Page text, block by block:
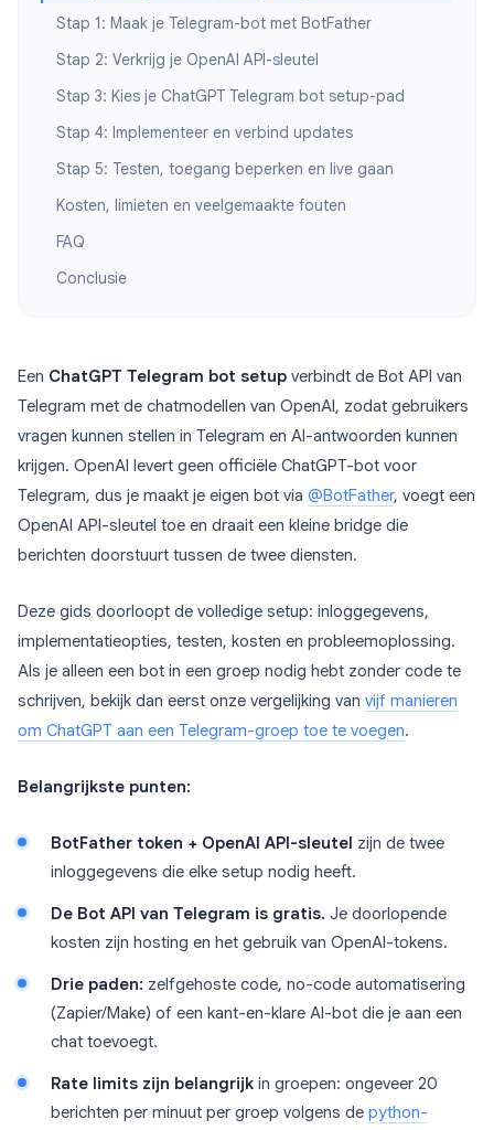
Stap 1: Maak je Telegram-bot met BotFather
Stap 2: Verkrijg je OpenAI API-sleutel
Stap 3: Kies je ChatGPT Telegram bot setup-pad
Stap 4: Implementeer en verbind updates
Stap 5: Testen, toegang beperken en live gaan
Kosten, limieten en veelgemaakte fouten
FAQ
Conclusie
Een ChatGPT Telegram bot setup verbindt de Bot API van
Telegram met de chatmodellen van OpenAI, zodat gebruikers
vragen kunnen stellen in Telegram en AI-antwoorden kunnen
krijgen. OpenAI levert geen officiële ChatGPT-bot voor
Telegram, dus je maakt je eigen bot via @BotFather, voegt een
OpenAI API-sleutel toe en draait een kleine bridge die
berichten doorstuurt tussen de twee diensten.
Deze gids doorloopt de volledige setup: inloggegevens,
implementatieopties, testen, kosten en probleemoplossing.
Als je alleen een bot in een groep nodig hebt zonder code te
schrijven, bekijk dan eerst onze vergelijking van vijf manieren
om ChatGPT aan een Telegram-groep toe te voegen.
Belangrijkste punten:
BotFather token + OpenAI API-sleutel zijn de twee
inloggegevens die elke setup nodig heeft.
De Bot API van Telegram is gratis. Je doorlopende
kosten zijn hosting en het gebruik van OpenAI-tokens.
Drie paden: zelfgehoste code, no-code automatisering
(Zapier/Make) of een kant-en-klare AI-bot die je aan een
chat toevoegt.
Rate limits zijn belangrijk in groepen: ongeveer 20
berichten per minuut per groep volgens de python-